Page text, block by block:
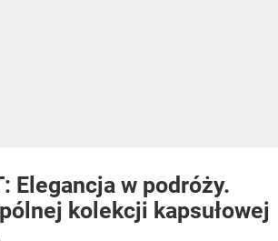
Elegancja w podróży.
kolekcji kapsułowej